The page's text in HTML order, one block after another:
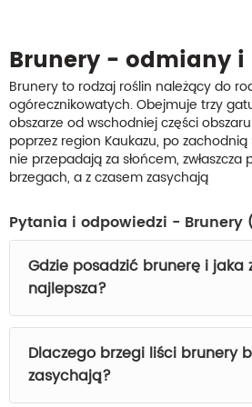
Brunery - odmiany
Brunery to rodzaj roślin należący do
ogórecznikowatych. Obejmuje trzy
obszarze od wschodniej części
poprzez region Kaukazu, po
nie przepadają za słońcem,
brzegach, a z czasem zasychają
Pytania i odpowiedzi - Brunery
Gdzie posadzić brunerę i jaka
najlepsza?
Dlaczego brzegi liści brunery
zasychają?